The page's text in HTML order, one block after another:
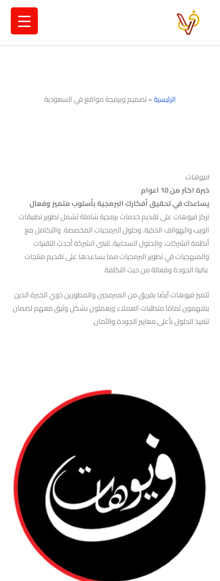
الرئيسية»تصميم وبرمجة مواقع في السعودية
فيوهات
خبرة اكثر من 10 اعوام
يساعدك في تحقيق أفكارك البرمجية بأسلوب متميز وفعال
تركز فيوهات على تقديم خدمات برمجية شاملة تشمل تطوير تطبيقات
الويب والهواتف الذكية. وحلول البرمجيات المخصصة. والتكامل مع
أنظمة الشركات. والحلول السحابية. تتبنى الشركة أحدث التقنيات
والمنهجيات في تطوير البرمجيات مما يساعدها على تقديم منتجات
عالية الجودة وفعالة من حيث التكلفة.
تتميز فيوهات أيضًا بفريق من المبرمجين والمطورين ذوي الخبرة الذين
يتفهمون تمامًا متطلبات العملاء ويعملون بشكل وثيق معهم لضمان
تنفيذ الحلول بأعلى معايير الجودة والأمان.